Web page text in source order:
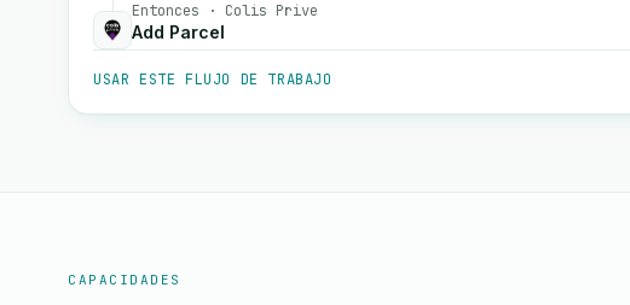
Entonces · Colis Prive
Add Parcel
USAR ESTE FLUJO DE TRABAJO
CAPACIDADES